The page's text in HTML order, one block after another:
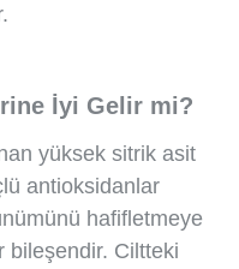
İyi Gelir mi?
yüksek sitrik asit
antioksidanlar
hafifletmeye
bileşendir. Ciltteki